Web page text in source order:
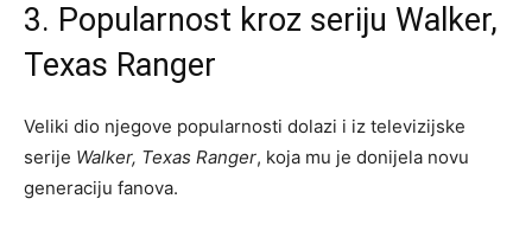
3. Popularnost kroz seriju Walker,
Texas Ranger
Veliki dio njegove popularnosti dolazi i iz televizijske
serije Walker, Texas Ranger, koja mu je donijela novu
generaciju fanova.